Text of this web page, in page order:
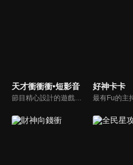
天才衝衝衝•短影音 好神卡卡